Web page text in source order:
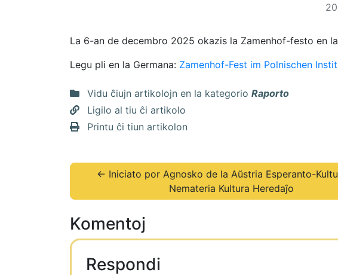
La 6-an de decembro 2025 okazis la Zamenhof-festo en
Legu pli en la Germana: Zamenhof-Fest im Polnischen
Vidu ĉiujn artikolojn en la kategorio Raporto
Ligilo al tiu ĉi artikolo
Printu ĉi tiun artikolon
← Iniciato por Agnosko de la Aŭstria Esperanto-
Nemateria Kultura Heredaĵo
Komentoj
Respondi